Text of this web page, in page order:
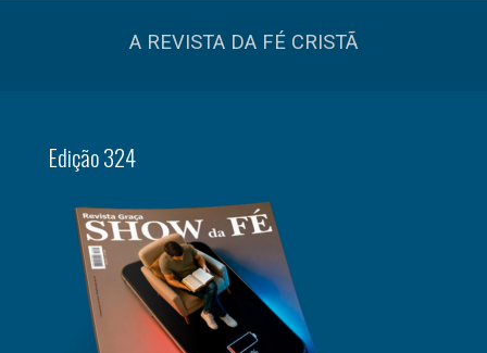
A REVISTA DA FÉ CRISTÃ
Edição 324